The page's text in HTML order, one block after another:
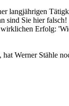
langjährigen
sind Sie hier
Erfolg:
Werner Stähle